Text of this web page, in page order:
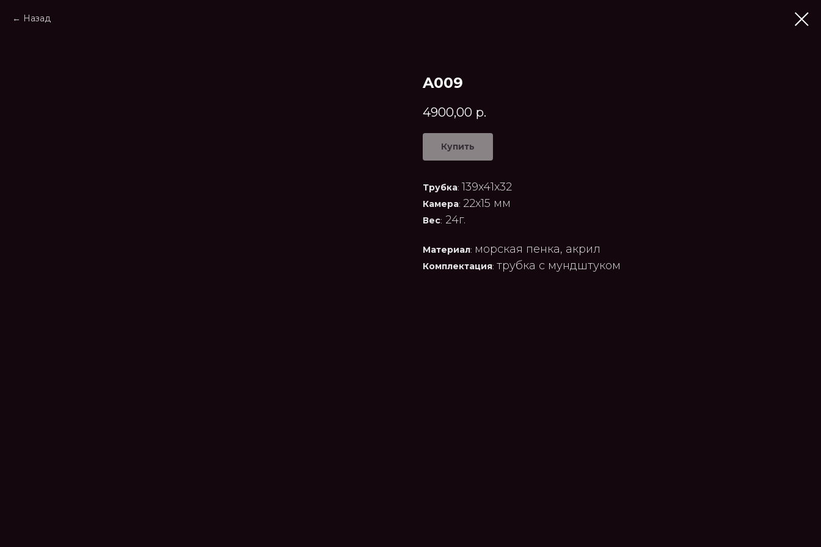
Назад
A009
4900,00 р.
Купить
Трубка: 139x41x32
Камера: 22x15 мм
Вес: 24г.
Материал: морская пенка, акрил
Комплектация: трубка с мундштуком